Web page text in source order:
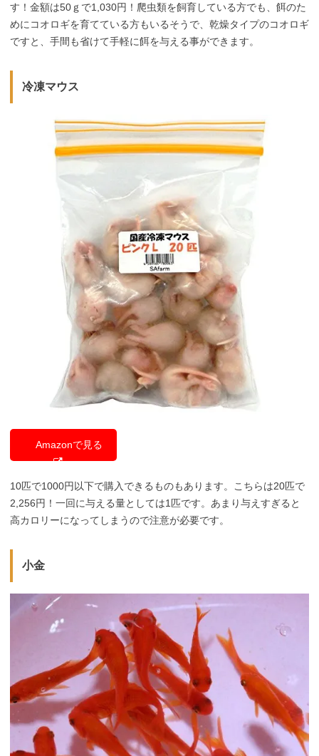
す！金額は50ｇで1,030円！爬虫類を飼育している方でも、餌のた
めにコオロギを育てている方もいるそうで、乾燥タイプのコオロギ
ですと、手間も省けて手軽に餌を与える事ができます。
冷凍マウス
Amazonで見る
10匹で1000円以下で購入できるものもあります。こちらは20匹で
2,256円！一回に与える量としては1匹です。あまり与えすぎると
高カロリーになってしまうので注意が必要です。
小金